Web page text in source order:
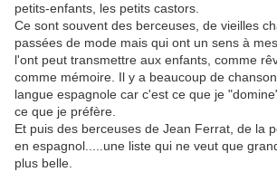
petits-enfants, les petits castors.
Ce sont souvent des berceuses, de vieilles
passées de mode mais qui ont un sens à
l'ont peut transmettre aux enfants, comme
comme mémoire. Il y a beaucoup de
langue espagnole car c'est ce que je
ce que je préfère.
Et puis des berceuses de Jean Ferrat, de la
en espagnol.....une liste qui ne veut que
plus belle.